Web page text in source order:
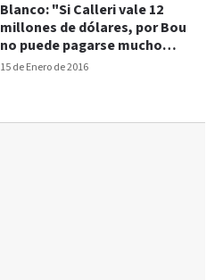
15 de Enero de 2016
Blanco: "Si Calleri vale 12
millones de dólares, por Bou
no puede pagarse mucho
menos"